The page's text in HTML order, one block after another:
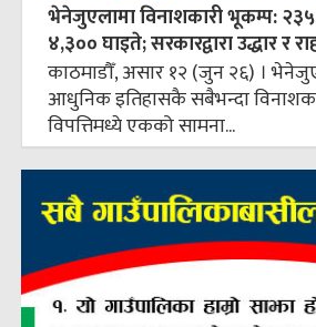
भेनेजुएलामा विनाशकारी भूकम्प:
४,३०० घाइते; सरकारद्वारा उद्धार र
काठमाडौँ, असार १२ (जुन २६) ।
आधुनिक इतिहासकै सबैभन्दा
विपत्तिमध्ये एकको सामना...